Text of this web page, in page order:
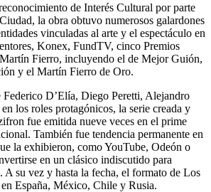
de Interés Cultural por parte
la obra obtuvo numerosos galardones
vinculadas al arte y el espectáculo en
Konex, FundTV, cinco Premios
Fierro, incluyendo el de Mejor Guión,
y el Martín Fierro de Oro.
Federico D’Elía, Diego Peretti, Alejandro
los roles protagónicos, la serie creada y
fue emitida nueve veces en el prime
También fue tendencia permanente en
la exhibieron, como YouTube, Odeón o
en un clásico indiscutido para
A su vez y hasta la fecha, el formato de Los
España, México, Chile y Rusia.